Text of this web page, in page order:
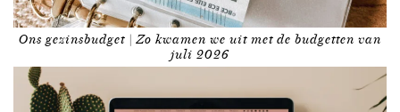
Ons gezinsbudget | Zo kwamen we uit met de budgetten van
juli 2026